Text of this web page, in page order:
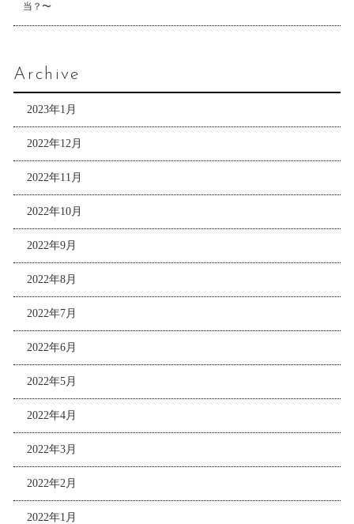
当？〜
Archive
2023年1月
2022年12月
2022年11月
2022年10月
2022年9月
2022年8月
2022年7月
2022年6月
2022年5月
2022年4月
2022年3月
2022年2月
2022年1月